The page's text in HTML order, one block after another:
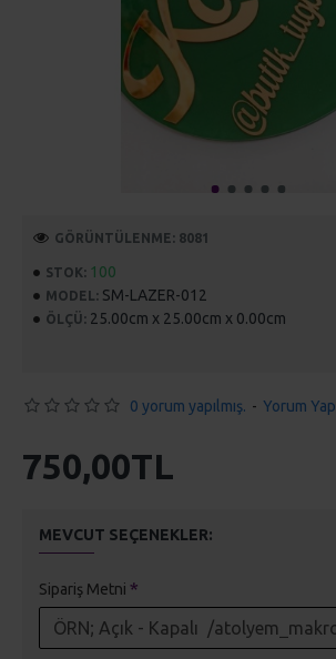
STOK: 100
MODEL: SM-LAZER-012
ÖLÇÜ: 25.00cm x 25.00cm x 0.00cm
GÖRÜNTÜLENME: 8081
0 yorum yapılmış. - Yorum Yap
750,00TL
MEVCUT SEÇENEKLER:
Sipariş Metni